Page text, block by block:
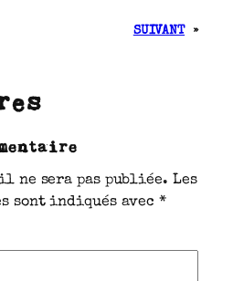
SUIVANT »
ne sera pas publiée. Les
sont indiqués avec*